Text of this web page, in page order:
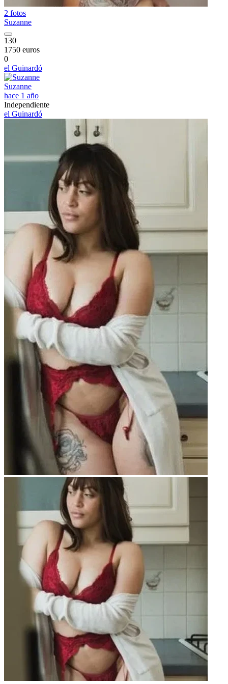
2 fotos
Suzanne
130
1750 euros
0
el Guinardó
Suzanne
hace 1 año
Independiente
el Guinardó